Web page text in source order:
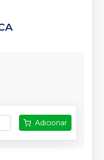
Adicionar